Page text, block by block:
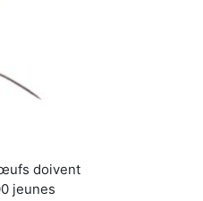
doivent
jeunes